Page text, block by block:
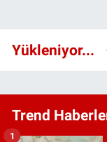
Yükleniyor...
Trend
1